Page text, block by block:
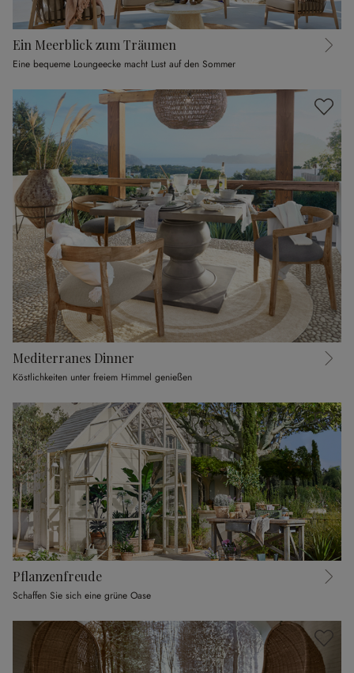
Ein Meerblick zum Träumen
Eine bequeme Loungeecke macht Lust auf den Sommer
Mediterranes Dinner
Köstlichkeiten unter freiem Himmel genießen
Pflanzenfreude
Schaffen Sie sich eine grüne Oase